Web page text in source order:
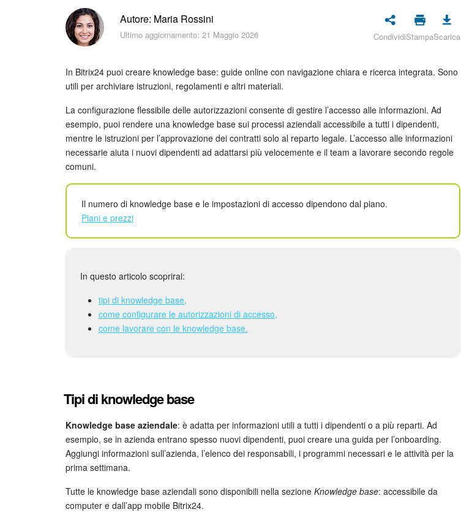
Autore: Maria Rossini
Ultimo aggiornamento: 21 Maggio 2026 CondividiStampaScarica
In Bitrix24 puoi creare knowledge base: guide online con navigazione chiara e ricerca integrata. Sono
utili per archiviare istruzioni, regolamenti e altri materiali.
La configurazione flessibile delle autorizzazioni consente di gestire l’accesso alle informazioni. Ad
esempio, puoi rendere una knowledge base sui processi aziendali accessibile a tutti i dipendenti,
mentre le istruzioni per l’approvazione dei contratti solo al reparto legale. L’accesso alle informazioni
necessarie aiuta i nuovi dipendenti ad adattarsi più velocemente e il team a lavorare secondo regole
comuni.
Il numero di knowledge base e le impostazioni di accesso dipendono dal piano.
Piani e prezzi
In questo articolo scoprirai:
tipi di knowledge base,
come configurare le autorizzazioni di accesso,
come lavorare con le knowledge base.
Tipi di knowledge base
Knowledge base aziendale: è adatta per informazioni utili a tutti i dipendenti o a più reparti. Ad
esempio, se in azienda entrano spesso nuovi dipendenti, puoi creare una guida per l’onboarding.
Aggiungi informazioni sull’azienda, l’elenco dei responsabili, i programmi necessari e le attività per la
prima settimana.
Tutte le knowledge base aziendali sono disponibili nella sezione Knowledge base: accessibile da
computer e dall’app mobile Bitrix24.